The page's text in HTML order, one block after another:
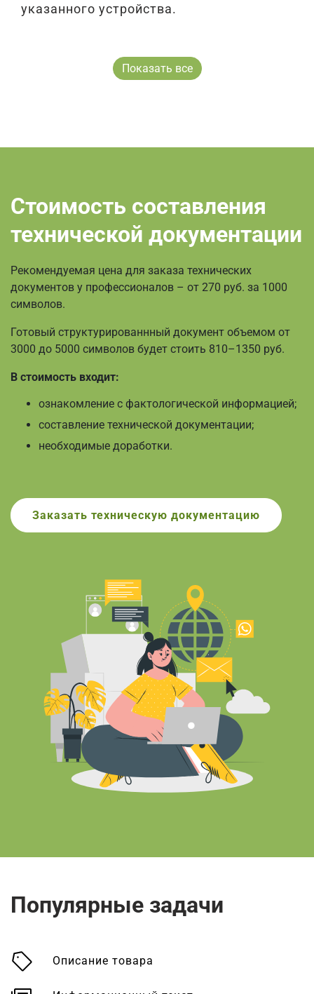
указанного устройства.
Показать все
Стоимость составления
технической документации
Рекомендуемая цена для заказа технических
документов у профессионалов – от 270 руб. за 1000
символов.
Готовый структурированнный документ объемом от
3000 до 5000 символов будет стоить 810–1350 руб.
В стоимость входит:
ознакомление с фактологической информацией;
составление технической документации;
необходимые доработки.
Заказать техническую документацию
Популярные задачи
Описание товара